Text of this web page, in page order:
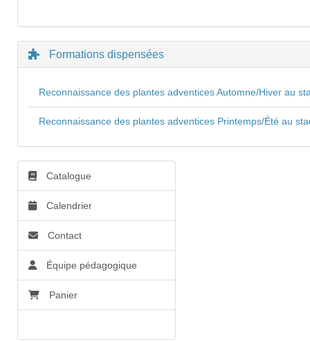
Formations dispensées
Reconnaissance des plantes adventices Automne/Hiver au
Reconnaissance des plantes adventices Printemps/Été au
Catalogue
Calendrier
Contact
Équipe pédagogique
Panier